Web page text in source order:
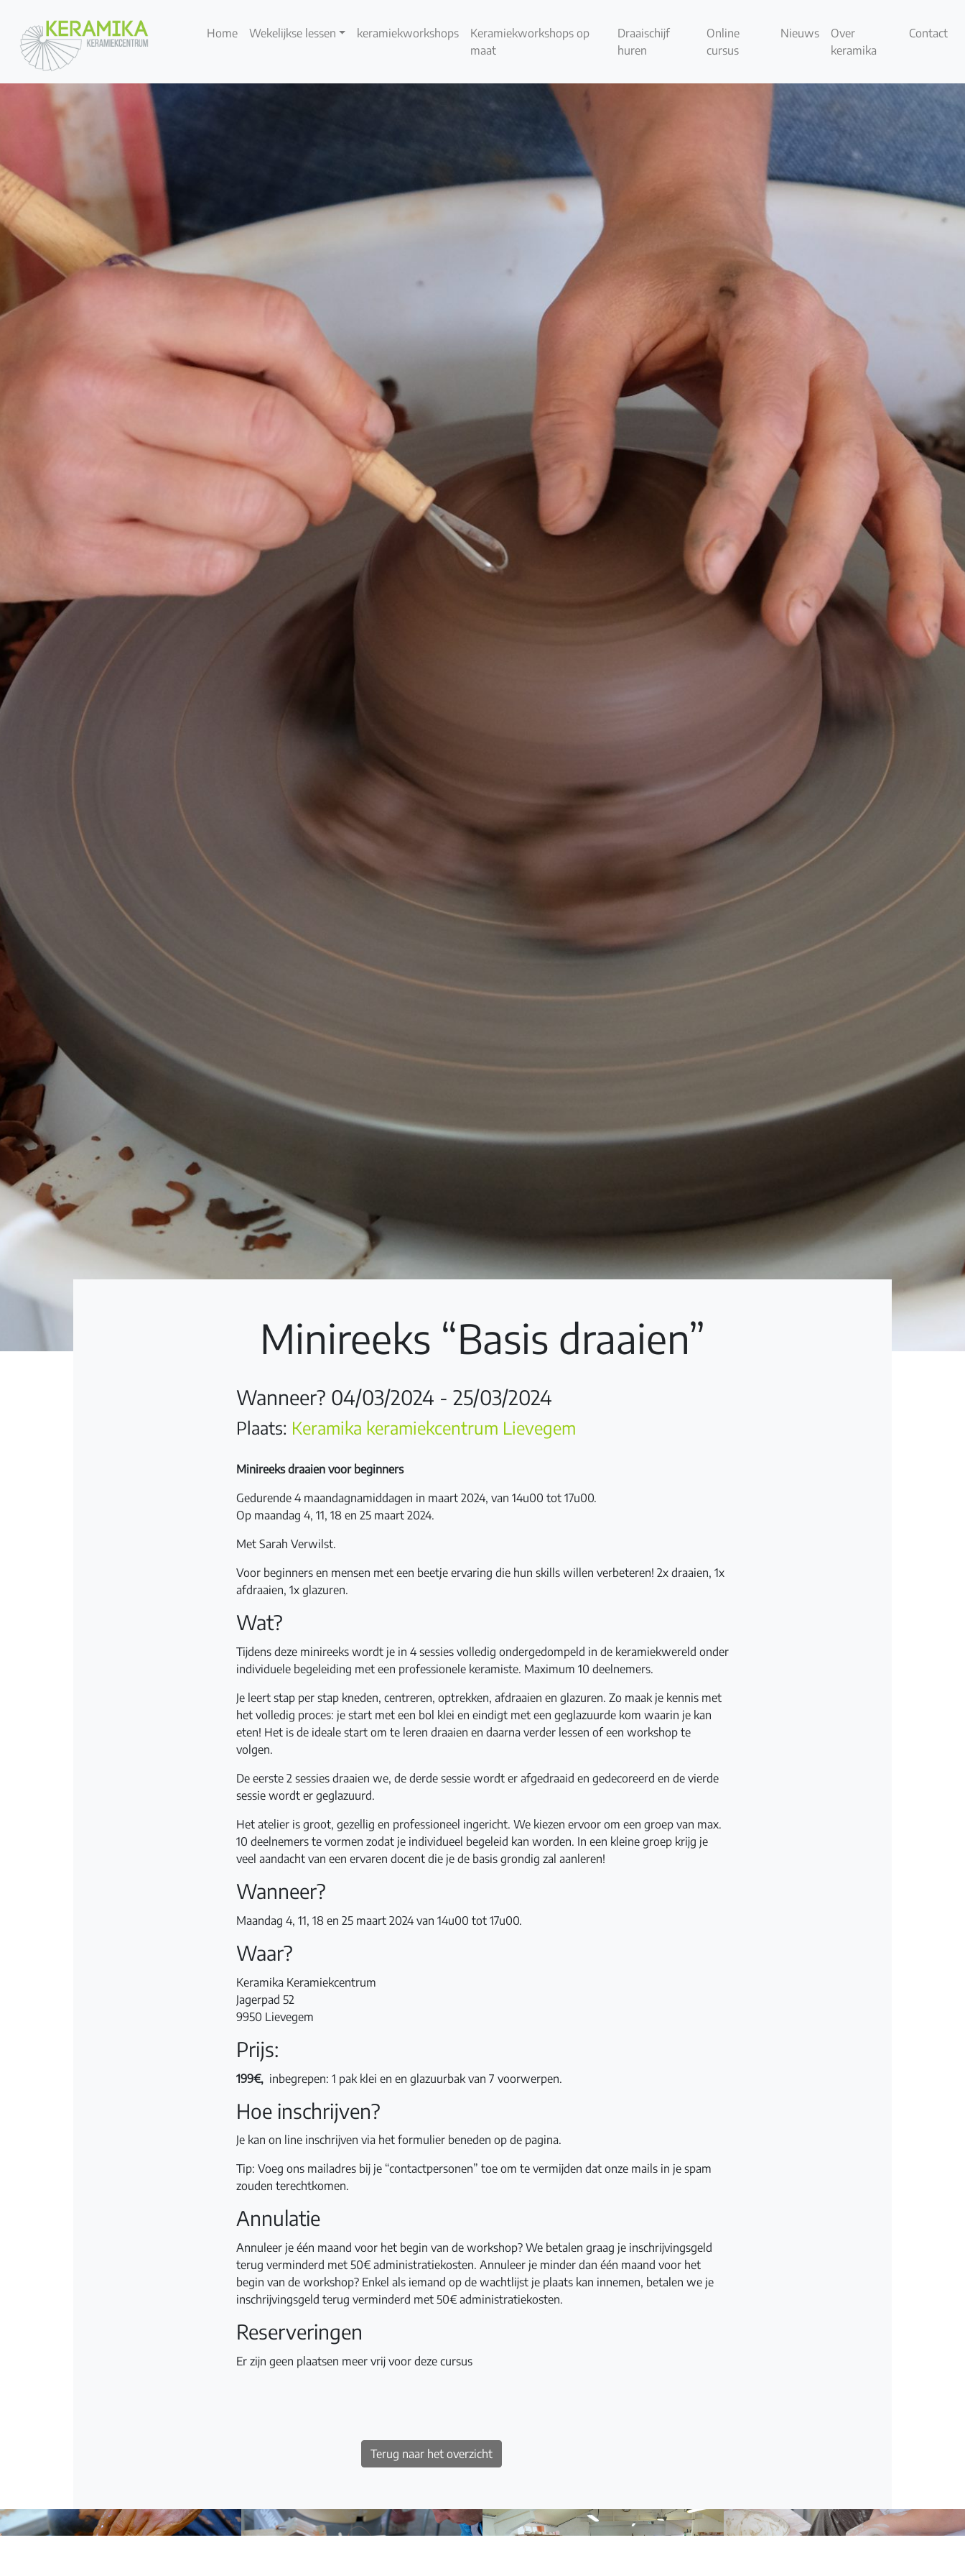
Home Wekelijkse lessen keramiekworkshops
Keramiekworkshops op
maat
Draaischijf
huren
Online
cursus
Nieuws
Over
keramika
Contact
Minireeks “Basis draaien”
Wanneer? 04/03/2024 - 25/03/2024
Plaats: Keramika keramiekcentrum Lievegem
Minireeks draaien voor beginners
Gedurende 4 maandagnamiddagen in maart 2024, van 14u00 tot 17u00.
Op maandag 4, 11, 18 en 25 maart 2024.
Met Sarah Verwilst.
Voor beginners en mensen met een beetje ervaring die hun skills willen verbeteren! 2x draaien, 1x
afdraaien, 1x glazuren.
Wat?
Tijdens deze minireeks wordt je in 4 sessies volledig ondergedompeld in de keramiekwereld onder
individuele begeleiding met een professionele keramiste. Maximum 10 deelnemers.
Je leert stap per stap kneden, centreren, optrekken, afdraaien en glazuren. Zo maak je kennis met
het volledig proces: je start met een bol klei en eindigt met een geglazuurde kom waarin je kan
eten! Het is de ideale start om te leren draaien en daarna verder lessen of een workshop te
volgen.
De eerste 2 sessies draaien we, de derde sessie wordt er afgedraaid en gedecoreerd en de vierde
sessie wordt er geglazuurd.
Het atelier is groot, gezellig en professioneel ingericht. We kiezen ervoor om een groep van max.
10 deelnemers te vormen zodat je individueel begeleid kan worden. In een kleine groep krijg je
veel aandacht van een ervaren docent die je de basis grondig zal aanleren!
Wanneer?
Maandag 4, 11, 18 en 25 maart 2024 van 14u00 tot 17u00.
Waar?
Keramika Keramiekcentrum
Jagerpad 52
9950 Lievegem
Prijs:
199€, inbegrepen: 1 pak klei en en glazuurbak van 7 voorwerpen.
Hoe inschrijven?
Je kan on line inschrijven via het formulier beneden op de pagina.
Tip: Voeg ons mailadres bij je “contactpersonen” toe om te vermijden dat onze mails in je spam
zouden terechtkomen.
Annulatie
Annuleer je één maand voor het begin van de workshop? We betalen graag je inschrijvingsgeld
terug verminderd met 50€ administratiekosten. Annuleer je minder dan één maand voor het
begin van de workshop? Enkel als iemand op de wachtlijst je plaats kan innemen, betalen we je
inschrijvingsgeld terug verminderd met 50€ administratiekosten.
Reserveringen
Er zijn geen plaatsen meer vrij voor deze cursus
Terug naar het overzicht